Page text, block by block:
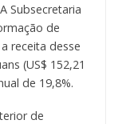
Subsecretaria
de
receita desse
(US$ 152,21
de 19,8%.
de